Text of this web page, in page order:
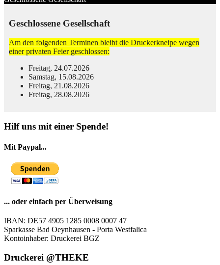
Geschlossene Gesellschaft
Am den folgenden Terminen bleibt die Druckerkneipe wegen
einer privaten Feier geschlossen:
Freitag, 24.07.2026
Samstag, 15.08.2026
Freitag, 21.08.2026
Freitag, 28.08.2026
Hilf uns mit einer Spende!
Mit Paypal...
... oder einfach per Überweisung
IBAN: DE57 4905 1285 0008 0007 47
Sparkasse Bad Oeynhausen - Porta Westfalica
Kontoinhaber: Druckerei BGZ
Druckerei @THEKE